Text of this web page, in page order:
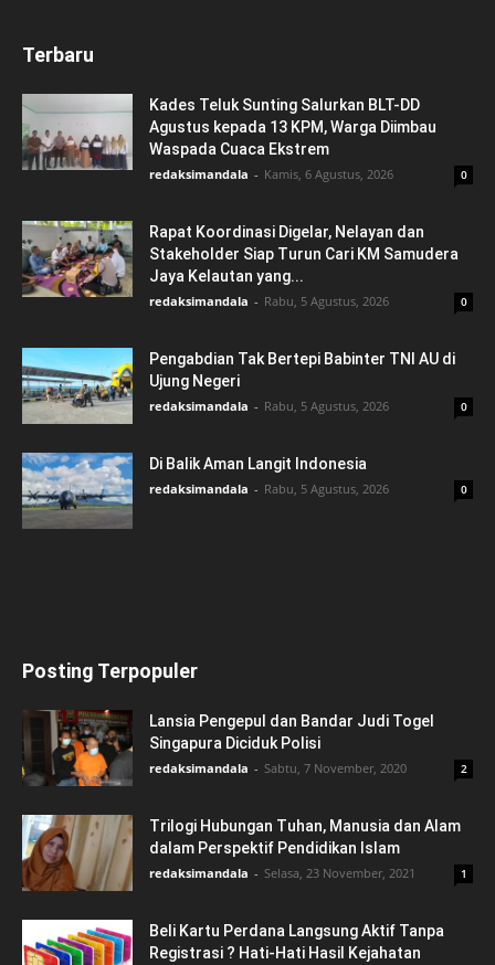
Terbaru
Kades Teluk Sunting Salurkan BLT-DD
Agustus kepada 13 KPM, Warga Diimbau
Waspada Cuaca Ekstrem
redaksimandala - Kamis, 6 Agustus, 2026 0
Rapat Koordinasi Digelar, Nelayan dan
Stakeholder Siap Turun Cari KM Samudera
Jaya Kelautan yang...
redaksimandala - Rabu, 5 Agustus, 2026 0
Pengabdian Tak Bertepi Babinter TNI AU di
Ujung Negeri
redaksimandala - Rabu, 5 Agustus, 2026 0
Di Balik Aman Langit Indonesia
redaksimandala - Rabu, 5 Agustus, 2026 0
Posting Terpopuler
Lansia Pengepul dan Bandar Judi Togel
Singapura Diciduk Polisi
redaksimandala - Sabtu, 7 November, 2020 2
Trilogi Hubungan Tuhan, Manusia dan Alam
dalam Perspektif Pendidikan Islam
redaksimandala - Selasa, 23 November, 2021 1
Beli Kartu Perdana Langsung Aktif Tanpa
Registrasi ? Hati-Hati Hasil Kejahatan